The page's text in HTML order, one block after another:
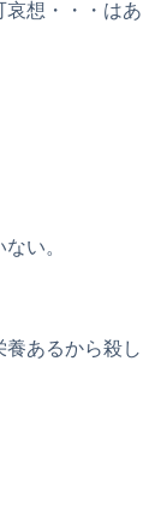
哀想・・・はあ
い。
あるから殺し